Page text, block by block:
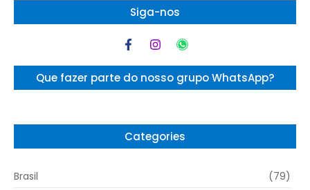
Siga-nos
Que fazer parte do nosso grupo WhatsApp?
Categories
Brasil
(79)